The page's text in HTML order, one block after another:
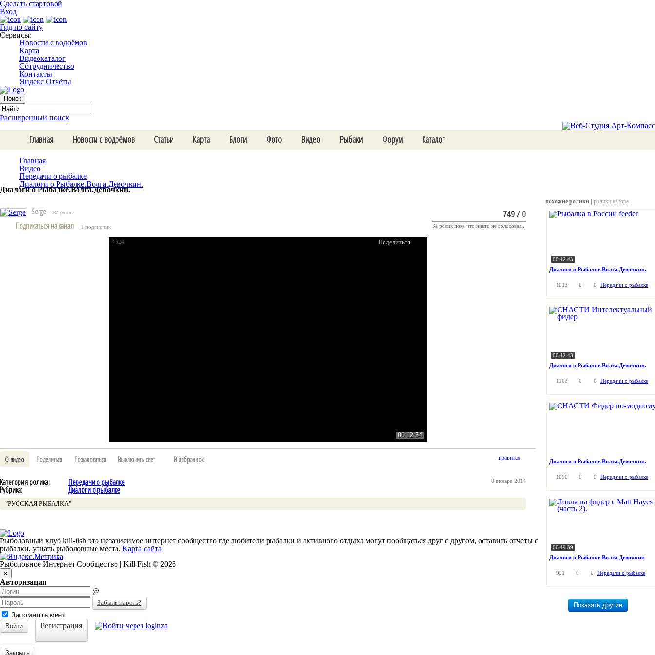
Сделать стартовой
Вход
Гид по сайту
Сервисы:
Новости с водоёмов
Карта
Видеокаталог
Сотрудничество
Контакты
Яндекс Отчёты
Расширенный поиск
Главная Новости с водоёмов Статьи Карта Блоги Фото Видео Рыбаки Форум Каталог
Главная
Видео
Передачи о рыбалке
Диалоги о Рыбалке.Волга.Девочкин.
Диалоги о Рыбалке.Волга.Девочкин.
Serge · 1087 роликов
Подписаться на канал · 1 подписчик
# 624
00:12:54
Поделиться
749/0
За ролик пока что никто не голосовал...
нравится
О видео Поделиться Пожаловаться Выключить свет В избранное
Категория ролика: Передачи о рыбалке
Рубрика: Диалоги о рыбалке
"РУССКАЯ РЫБАЛКА"
8 января 2014
похожие ролики | ролики автора
00:42:43
Диалоги о Рыбалке.Волга.Девочкин.
1013 0 0 Передачи о рыбалке
00:42:43
Диалоги о Рыбалке.Волга.Девочкин.
1103 0 0 Передачи о рыбалке
Диалоги о Рыбалке.Волга.Девочкин.
1090 0 0 Передачи о рыбалке
00:49:39
Диалоги о Рыбалке.Волга.Девочкин.
991 0 0 Передачи о рыбалке
Рыболовный клуб kill-fish это независимое интернет сообщество где любители рыбалки и активного отдыха могут пообщаться друг с другом, оставить отчеты с
рыбалки, узнать рыболовные места. Карта сайта
Рыболовное Интернет Сообщество | Kill-Fish © 2026
×
Авторизация
@
Забыли пароль?
Запомнить меня
Войти Регистрация
Закрыть